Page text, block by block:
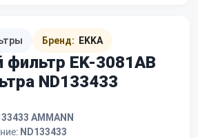
Бренд: EKKA
EK-3081AB
ND133433
AMMANN
ND133433